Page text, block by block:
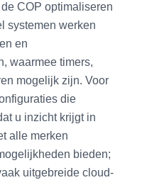
COP optimaliseren
systemen werken
en
waarmee timers,
mogelijk zijn. Voor
die
u inzicht krijgt in
alle merken
bieden;
uitgebreide cloud-